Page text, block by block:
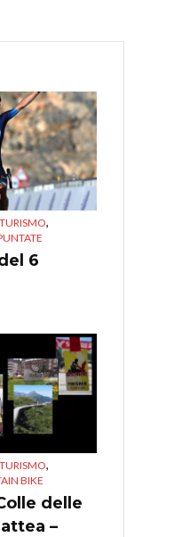
,
6
,
BIKE
delle
–